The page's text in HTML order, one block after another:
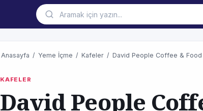
Anasayfa / Yeme İçme / Kafeler / David People Coffee & Food
KAFELER
David People